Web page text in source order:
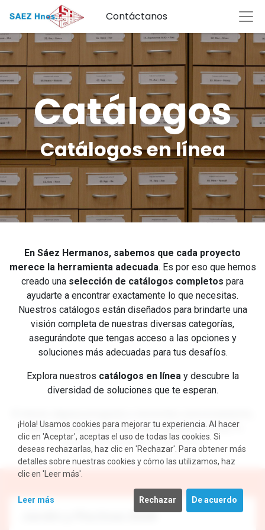
Contáctanos
Catálogos
Catálogos en línea
En Sáez Hermanos, sabemos que cada proyecto
merece la herramienta adecuada. Es por eso que hemos
creado una selección de catálogos completos para
ayudarte a encontrar exactamente lo que necesitas.
Nuestros catálogos están diseñados para brindarte una
visión completa de nuestras diversas categorías,
asegurándote que tengas acceso a las opciones y
soluciones más adecuadas para tus desafíos.
Explora nuestros catálogos en líneay descubre la
diversidad de soluciones que te esperan.
nuestro equipo está listo para ayudartea elegir la
opción perfecta para tus proyectos.
Jardín y Piscinas 2026
¡Hola! Usamos cookies para mejorar tu experiencia. Al hacer
clic en 'Aceptar', aceptas el uso de todas las cookies. Si
deseas rechazarlas, haz clic en 'Rechazar'. Para obtener más
detalles sobre nuestras cookies y cómo las utilizamos, haz
clic en 'Leer más'.
Leer más Rechazar De acuerdo